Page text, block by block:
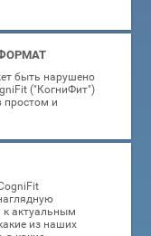
быть нарушено
("КогниФит")
простом и
к актуальным
из наших